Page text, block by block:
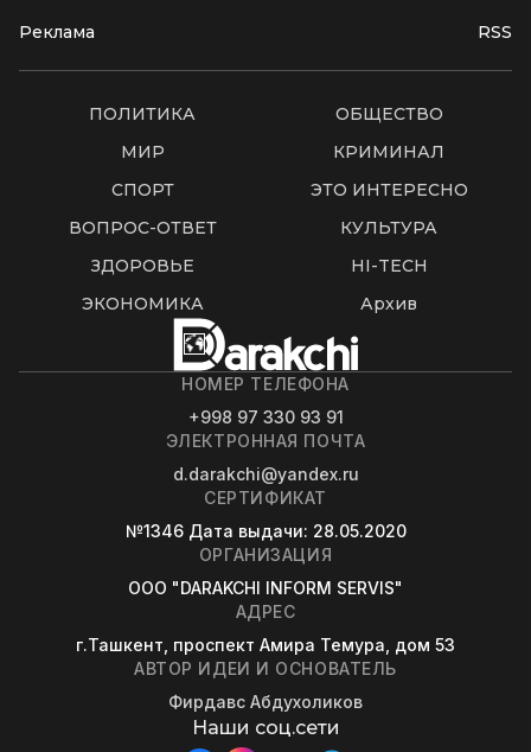
Реклама RSS
ПОЛИТИКА
ОБЩЕСТВО
МИР
КРИМИНАЛ
СПОРТ
ЭТО ИНТЕРЕСНО
ВОПРОС-ОТВЕТ
КУЛЬТУРА
ЗДОРОВЬЕ
HI-TECH
ЭКОНОМИКА
Архив
НОМЕР ТЕЛЕФОНА
+998 97 330 93 91
ЭЛЕКТРОННАЯ ПОЧТА
d.darakchi@yandex.ru
СЕРТИФИКАТ
№1346 Дата выдачи: 28.05.2020
ОРГАНИЗАЦИЯ
OOO "DARAKCHI INFORM SERVIS"
АДРЕС
г.Ташкент, проспект Амира Темура, дом 53
АВТОР ИДЕИ И ОСНОВАТЕЛЬ
Фирдавс Абдухоликов
Наши соц.сети